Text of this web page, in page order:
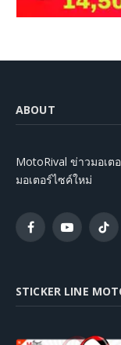
ABOUT
MotoRival ข่าวมอเต
มอเตอร์ไซค์ใหม่
FacebookYouTube
STICKER LINE